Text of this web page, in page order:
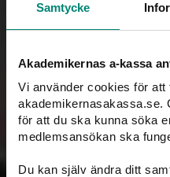
Samtycke
Akademikernas a-kassa
Vi använder cookies för att
akademikernasakassa.se.
för att du ska kunna söka
medlemsansökan ska
Du kan själv ändra ditt
252,720
Compensation
days paid out